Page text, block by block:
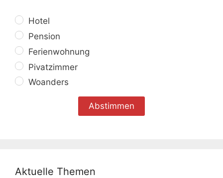
Hotel
Pension
Ferienwohnung
Pivatzimmer
Woanders
Aktuelle Themen